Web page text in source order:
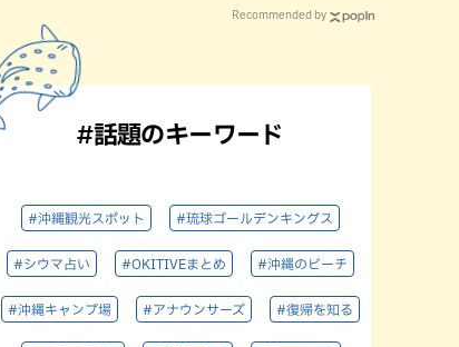
Recommended by
#話題のキーワード
#沖縄観光スポット #琉球ゴールデンキングス
#シウマ占い #OKITIVEまとめ #沖縄のビーチ
#沖縄キャンプ場 #アナウンサーズ #復帰を知る